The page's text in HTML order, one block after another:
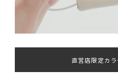
直営店限定カ